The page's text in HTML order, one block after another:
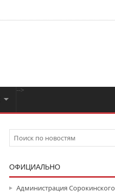
-->
ОФИЦИАЛЬНО
Администрация Сорокинского